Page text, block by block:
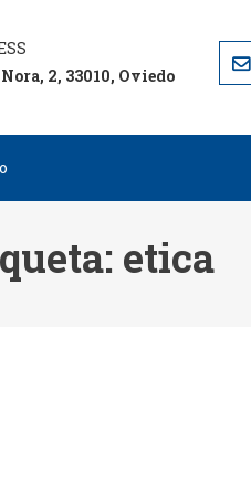
2, 33010, Oviedo
etica